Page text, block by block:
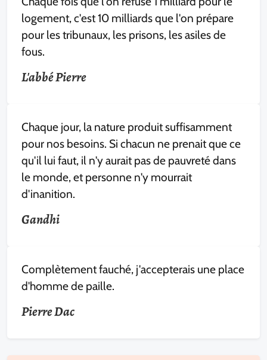
logement, c'est 10 milliards que l'on prépare
pour les tribunaux, les prisons, les asiles de
fous.
L'abbé Pierre
Chaque jour, la nature produit suffisamment
pour nos besoins. Si chacun ne prenait que ce
qu'il lui faut, il n'y aurait pas de pauvreté dans
le monde, et personne n'y mourrait
d'inanition.
Gandhi
Complètement fauché, j'accepterais une place
d'homme de paille.
Pierre Dac